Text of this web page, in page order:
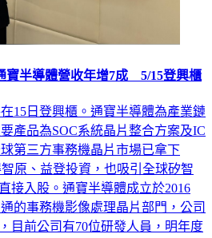
15日登興櫃。通寶半導體為產業鏈
產品為SOC系統晶片整合方案及IC
第三方事務機晶片市場已拿下
原、益登投資，也吸引全球矽智
接入股。通寶半導體成立於2016
的事務機影像處理晶片部門，公司